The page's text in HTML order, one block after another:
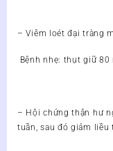
– Viêm loét đại tràng
Bệnh nhẹ: thụt giữ
– Hội chứng thận hư
tuần, sau đó giảm liều